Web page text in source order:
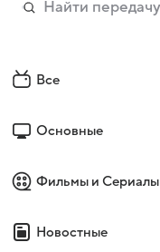
Все
Основные
Фильмы и Сериалы
Новостные